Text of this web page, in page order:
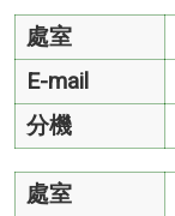
處室
E-mail
分機
處室